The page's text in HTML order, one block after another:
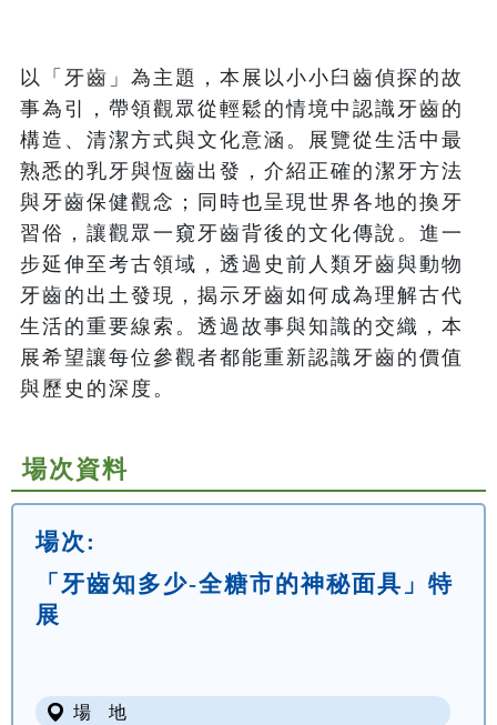
以「牙齒」為主題，本展以小小臼齒偵探的故
事為引，帶領觀眾從輕鬆的情境中認識牙齒的
構造、清潔方式與文化意涵。展覽從生活中最
熟悉的乳牙與恆齒出發，介紹正確的潔牙方法
與牙齒保健觀念；同時也呈現世界各地的換牙
習俗，讓觀眾一窺牙齒背後的文化傳說。進一
步延伸至考古領域，透過史前人類牙齒與動物
牙齒的出土發現，揭示牙齒如何成為理解古代
生活的重要線索。透過故事與知識的交織，本
展希望讓每位參觀者都能重新認識牙齒的價值
場次資料
場次:
「牙齒知多少-全糖市的神秘面具」特
展
場 地